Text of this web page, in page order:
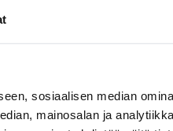
sosiaalisen median
mainosalan ja
Palvelut kattavat